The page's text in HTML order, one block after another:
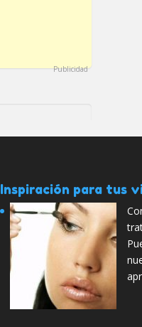
Publicidad
Inspiración para tus